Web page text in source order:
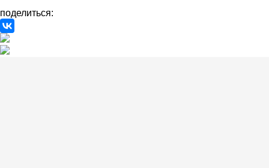
поделиться: